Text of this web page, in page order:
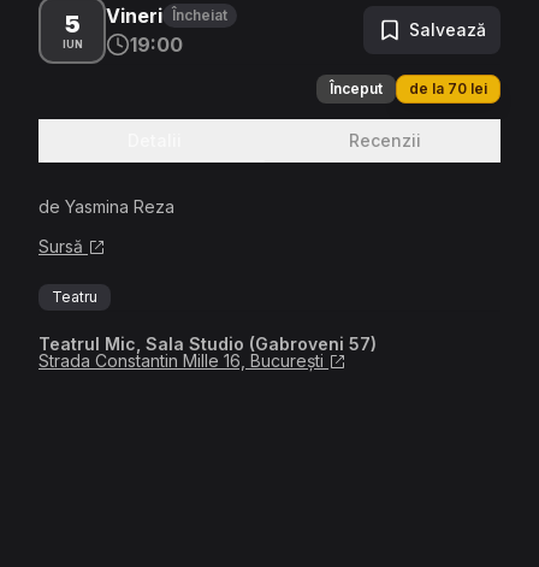
5
IUN
Vineri Încheiat
19:00
Salvează
Început de la 70 lei
Recenzii
de Yasmina Reza
Sursă
Teatru
Teatrul Mic, Sala Studio (Gabroveni 57)
Strada Constantin Mille 16, București